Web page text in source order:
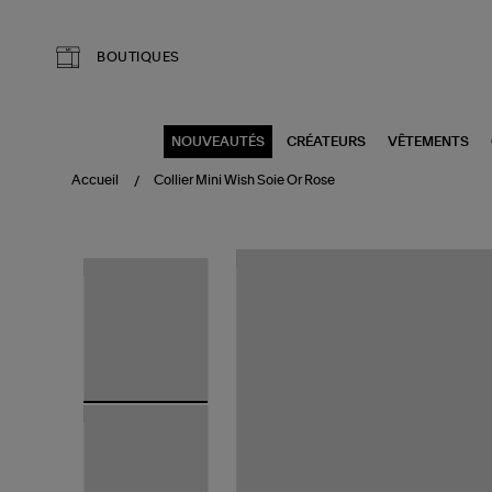
BOUTIQUES
NOUVEAUTÉS CRÉATEURS VÊTEMENTS
Accueil Collier Mini Wish Soie Or Rose